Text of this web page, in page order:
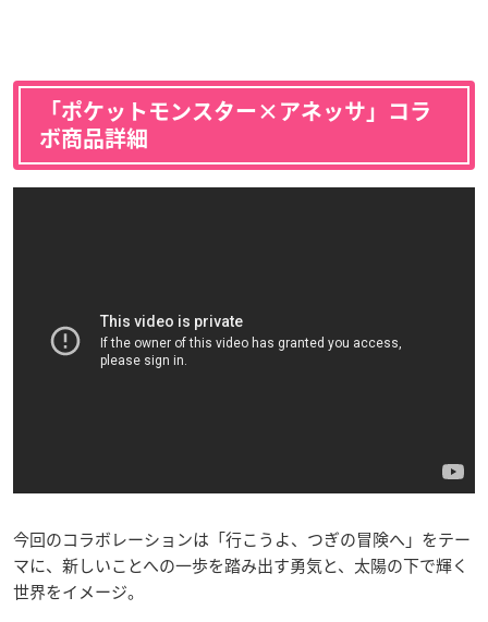
「ポケットモンスター×アネッサ」コラ
ボ商品詳細
今回のコラボレーションは「行こうよ、つぎの冒険へ」をテー
マに、新しいことへの一歩を踏み出す勇気と、太陽の下で輝く
世界をイメージ。